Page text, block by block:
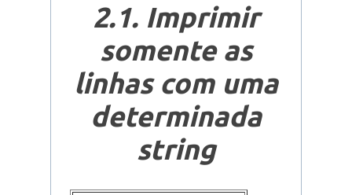
2.1. Imprimir
somente as
linhas com uma
determinada
string